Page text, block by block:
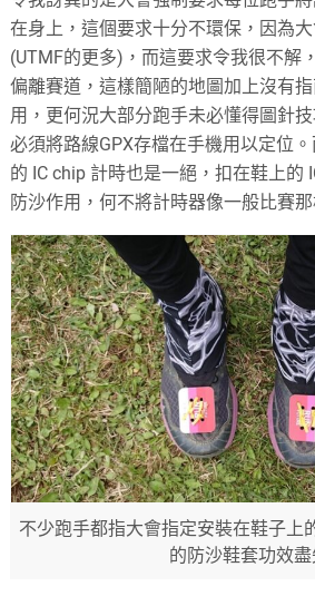
在身上，這個要求十分不環保，因為
(UTMF的更多)，而這要求令我很不解
偏離賽道，這樣簡陋的地圖加上沒有
用，更何況大部分跑手未必懂得圖針
必須將路線GPX存檔在手機用以定位
的 IC chip 計時也是一絕，扣在鞋上的
防沙作用，何不將計時器像一般比賽
不少跑手都指大會指定安裝在鞋子上
的防沙鞋套功效